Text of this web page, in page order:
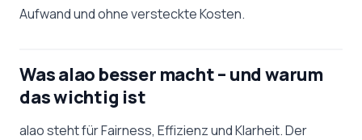
Aufwand und ohne versteckte Kosten.
Was alao besser macht – und warum
das wichtig ist
alao steht für Fairness, Effizienz und Klarheit. Der